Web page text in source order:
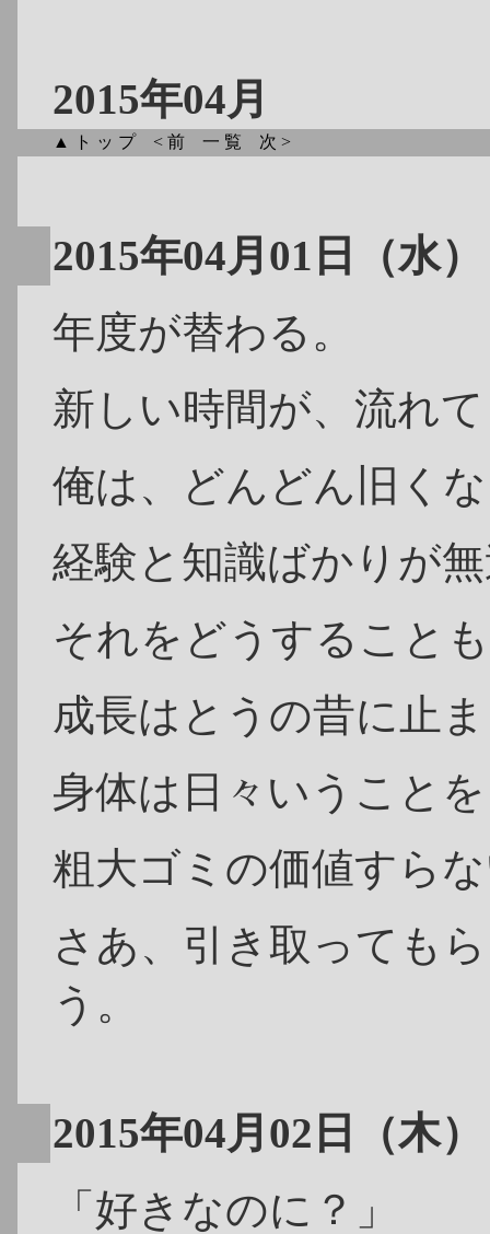
2015年04月
▲トップ <前 一覧 次>
2015年04月01日（水）
年度が替わる。
新しい時間が、流れ
俺は、どんどん旧く
経験と知識ばかりが
それをどうすること
成長はとうの昔に止
身体は日々いうこと
粗大ゴミの価値すら
さあ、引き取っても
う。
2015年04月02日（木）
「好きなのに？」